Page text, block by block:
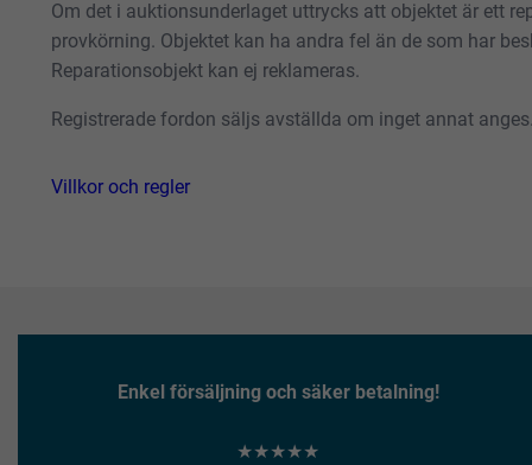
Om det i auktionsunderlaget uttrycks att objektet är ett
provkörning. Objektet kan ha andra fel än de som har
Reparationsobjekt kan ej reklameras.
Registrerade fordon säljs avställda om inget annat anges.
Villkor och regler
Enkel försäljning och säker betalning!
★★★★★